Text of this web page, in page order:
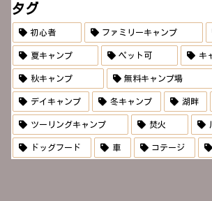
タグ
初心者 ファミリーキャンプ
夏キャンプ ペット可 キ
秋キャンプ 無料キャンプ場
デイキャンプ 冬キャンプ 湖畔
ツーリングキャンプ 焚火
ドッグフード 車 コテージ